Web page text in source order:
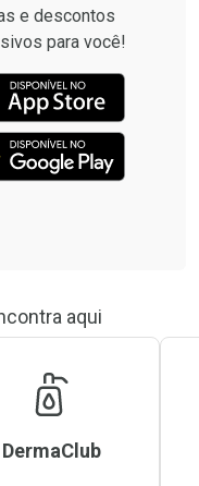
e descontos
para você!
aqui
DermaClub